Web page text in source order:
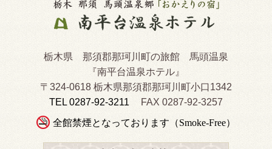
栃木県 那須郡那珂川町の旅館 馬頭温泉
『南平台温泉ホテル』
〒324-0618 栃木県那須郡那珂川町小口1342
TEL 0287-92-3211
FAX 0287-92-3257
全館禁煙となっております（Smoke-Free）